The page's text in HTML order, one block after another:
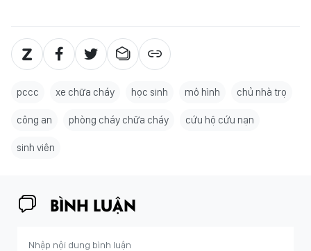
pccc xe chữa cháy học sinh mô hình chủ nhà trọ
công an phòng cháy chữa cháy cứu hộ cứu nạn
sinh viên
BÌNH LUẬN